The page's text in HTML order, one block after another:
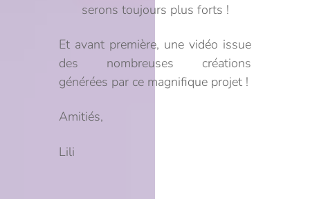
serons toujours plus forts !
Et avant première, une vidéo issue
des nombreuses créations
générées par ce magnifique projet !
Amitiés,
Lili